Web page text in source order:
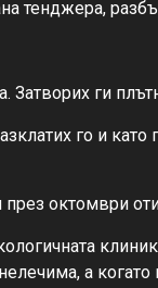
тенджера,
Затворих ги
го и
октомври
а